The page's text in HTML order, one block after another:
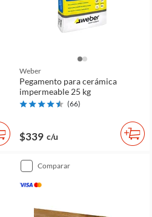
Weber
Pegamento para cerámica
impermeable 25 kg
(66)
$339 c/u
comparar